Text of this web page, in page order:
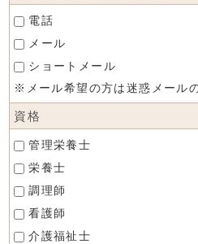
電話
メール
ショートメール
※メール希望の方は迷惑メール
資格
管理栄養士
栄養士
調理師
看護師
介護福祉士